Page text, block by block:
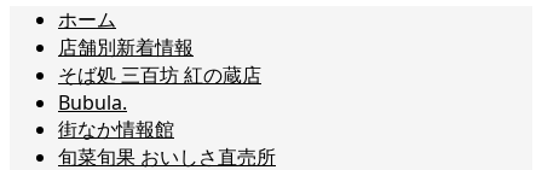
ホーム
店舗別新着情報
そば処 三百坊 紅の蔵店
Bubula.
街なか情報館
旬菜旬果 おいしさ直売所